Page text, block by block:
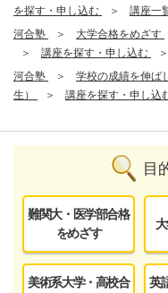
を探す・申し込む
講座一
河合塾
大学合格をめざす
講座を探す・申し込む
河合塾
学校の成績を伸ば
生）
講座を探す・申し込
目
難関大・医学部合格
をめざす
美術系大学・高校合
英